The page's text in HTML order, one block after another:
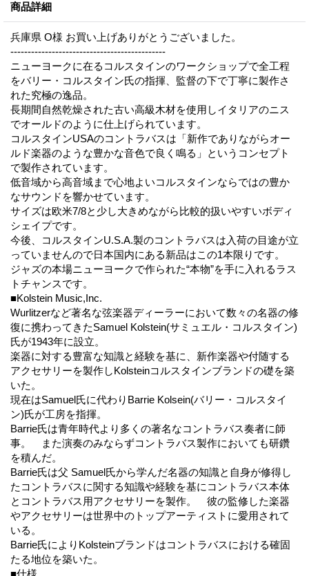
商品詳細
兵庫県 O様 お買い上げありがとうございました。
---------------------------------------------
ニューヨークに在るコルスタインのワークショップで全工程
をバリー・コルスタイン氏の指揮、監督の下で丁寧に製作さ
れた究極の逸品。
長期間自然乾燥された古い高級木材を使用しイタリアのニス
でオールドのように仕上げられています。
コルスタインUSAのコントラバスは「新作でありながらオー
ルド楽器のような豊かな音色で良く鳴る」というコンセプト
で製作されています。
低音域から高音域まで心地よいコルスタインならではの豊か
なサウンドを響かせています。
サイズは欧米7/8と少し大きめながら比較的扱いやすいボディ
シェイプです。
今後、コルスタインU.S.A.製のコントラバスは入荷の目途が立
っていませんので日本国内にある新品はこの1本限りです。
ジャズの本場ニューヨークで作られた“本物”を手に入れるラス
トチャンスです。
■Kolstein Music,Inc.
Wurlitzerなど著名な弦楽器ディーラーにおいて数々の名器の修
復に携わってきたSamuel Kolstein(サミュエル・コルスタイン)
氏が1943年に設立。
楽器に対する豊富な知識と経験を基に、新作楽器や付随する
アクセサリーを製作しKolsteinコルスタインブランドの礎を築
いた。
現在はSamuel氏に代わりBarrie Kolsein(バリー・コルスタイ
ン)氏が工房を指揮。
Barrie氏は青年時代より多くの著名なコントラバス奏者に師
事。 また演奏のみならずコントラバス製作においても研鑽
を積んだ。
Barrie氏は父 Samuel氏から学んだ名器の知識と自身が修得し
たコントラバスに関する知識や経験を基にコントラバス本体
とコントラバス用アクセサリーを製作。 彼の監修した楽器
やアクセサリーは世界中のトップアーティストに愛用されて
いる。
Barrie氏によりKolsteinブランドはコントラバスにおける確固
たる地位を築いた。